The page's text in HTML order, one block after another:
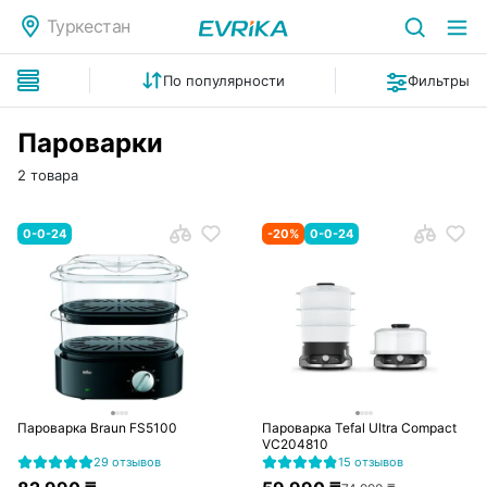
Туркестан
По популярности Фильтры
Пароварки
2 товара
0-0-24
Пароварка Braun FS5100
29 отзывов
-20% 0-0-24
Пароварка Tefal Ultra Compact
VC204810
15 отзывов